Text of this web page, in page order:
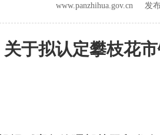
www.panzhihua.gov.cn 发布
关于拟认定攀枝花